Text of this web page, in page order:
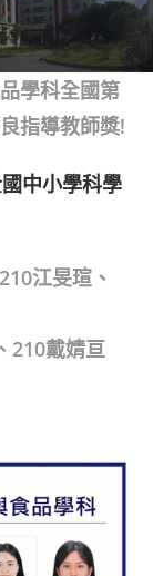
學科全國第
指導教師獎!
中小學科學
江旻瑄、
210戴婧亘